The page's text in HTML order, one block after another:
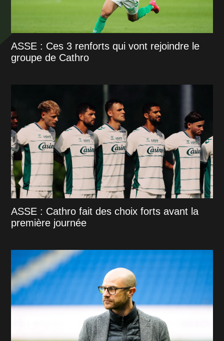
ASSE : Ces 3 renforts qui vont rejoindre le
groupe de Cathro
ASSE : Cathro fait des choix forts avant la
première journée